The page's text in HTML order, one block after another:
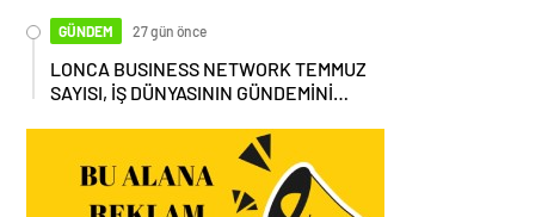
Olmalı
GÜNDEM 27 gün önce
LONCA BUSINESS NETWORK TEMMUZ
SAYISI, İŞ DÜNYASININ GÜNDEMİNİ